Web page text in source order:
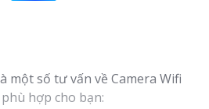
một số tư vấn về Camera Wifi
hợp cho bạn: